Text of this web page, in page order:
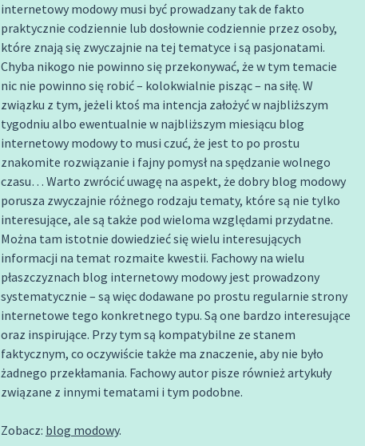
internetowy modowy musi być prowadzany tak de fakto
praktycznie codziennie lub dosłownie codziennie przez osoby,
które znają się zwyczajnie na tej tematyce i są pasjonatami.
Chyba nikogo nie powinno się przekonywać, że w tym temacie
nic nie powinno się robić – kolokwialnie pisząc – na siłę. W
związku z tym, jeżeli ktoś ma intencja założyć w najbliższym
tygodniu albo ewentualnie w najbliższym miesiącu blog
internetowy modowy to musi czuć, że jest to po prostu
znakomite rozwiązanie i fajny pomysł na spędzanie wolnego
czasu… Warto zwrócić uwagę na aspekt, że dobry blog modowy
porusza zwyczajnie różnego rodzaju tematy, które są nie tylko
interesujące, ale są także pod wieloma względami przydatne.
Można tam istotnie dowiedzieć się wielu interesujących
informacji na temat rozmaite kwestii. Fachowy na wielu
płaszczyznach blog internetowy modowy jest prowadzony
systematycznie – są więc dodawane po prostu regularnie strony
internetowe tego konkretnego typu. Są one bardzo interesujące
oraz inspirujące. Przy tym są kompatybilne ze stanem
faktycznym, co oczywiście także ma znaczenie, aby nie było
żadnego przekłamania. Fachowy autor pisze również artykuły
związane z innymi tematami i tym podobne.
Zobacz: blog modowy.